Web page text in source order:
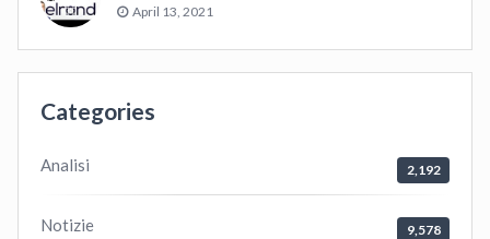
April 13, 2021
Categories
Analisi 2,192
Notizie 9,578